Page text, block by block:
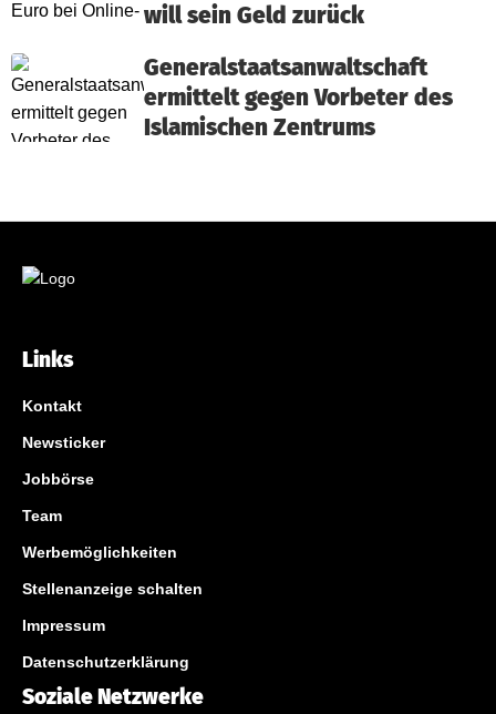
will sein Geld zurück
Generalstaatsanwaltschaft
ermittelt gegen Vorbeter des
Islamischen Zentrums
Links
Kontakt
Newsticker
Jobbörse
Team
Werbemöglichkeiten
Stellenanzeige schalten
Impressum
Datenschutzerklärung
Soziale Netzwerke